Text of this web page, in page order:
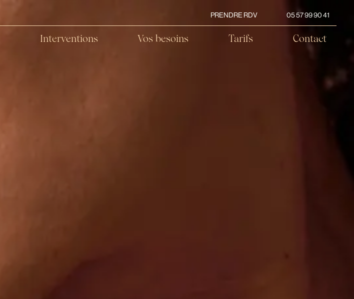
PRENDRE RDV 05 57 99 90 41
Interventions Vos besoins Tarifs Contact